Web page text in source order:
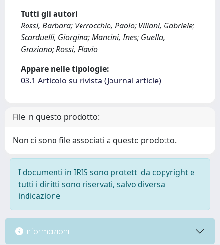
Tutti gli autori
Rossi, Barbara; Verrocchio, Paolo; Viliani, Gabriele;
Scarduelli, Giorgina; Mancini, Ines; Guella,
Graziano; Rossi, Flavio
Appare nelle tipologie:
03.1 Articolo su rivista (Journal article)
File in questo prodotto:
Non ci sono file associati a questo prodotto.
I documenti in IRIS sono protetti da copyright e
tutti i diritti sono riservati, salvo diversa
indicazione
Informazioni